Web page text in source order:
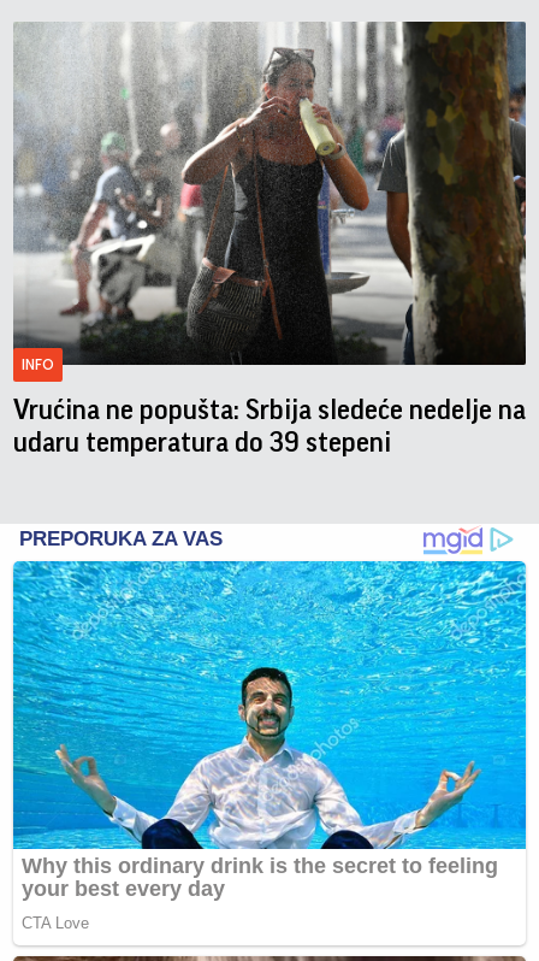
INFO
Vrućina ne popušta: Srbija sledeće nedelje na
udaru temperatura do 39 stepeni